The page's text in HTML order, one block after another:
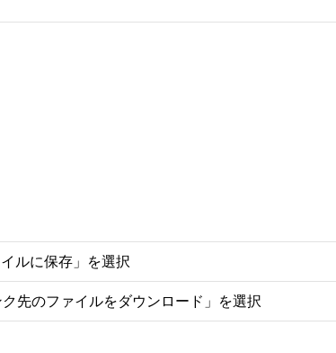
ルに保存」を選択
先のファイルをダウンロード」を選択